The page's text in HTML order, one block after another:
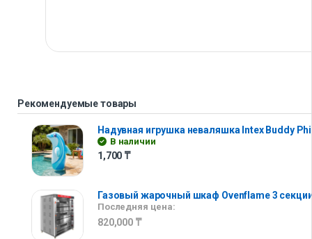
Рекомендуемые товары
Надувная игрушка неваляшка Intex Buddy
В наличии
1,700 ₸
Газовый жарочный шкаф Ovenflame 3
Последняя цена:
820,000 ₸